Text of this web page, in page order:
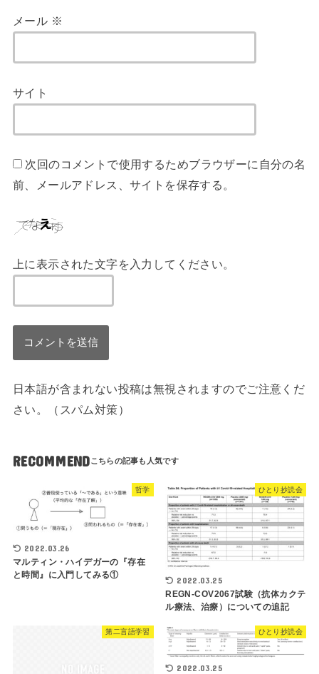
メール ※
サイト
次回のコメントで使用するためブラウザーに自分の名
前、メールアドレス、サイトを保存する。
上に表示された文字を入力してください。
日本語が含まれない投稿は無視されますのでご注意くだ
さい。（スパム対策）
RECOMMEND
哲学
2022.03.26
マルティン・ハイデガーの『存在
と時間』に入門してみる①
ひとり抄読会
2022.03.25
REGN-COV2067試験（抗体カクテ
ル療法、治療）についての追記
第二言語学習 ひとり抄読会
2022.03.25